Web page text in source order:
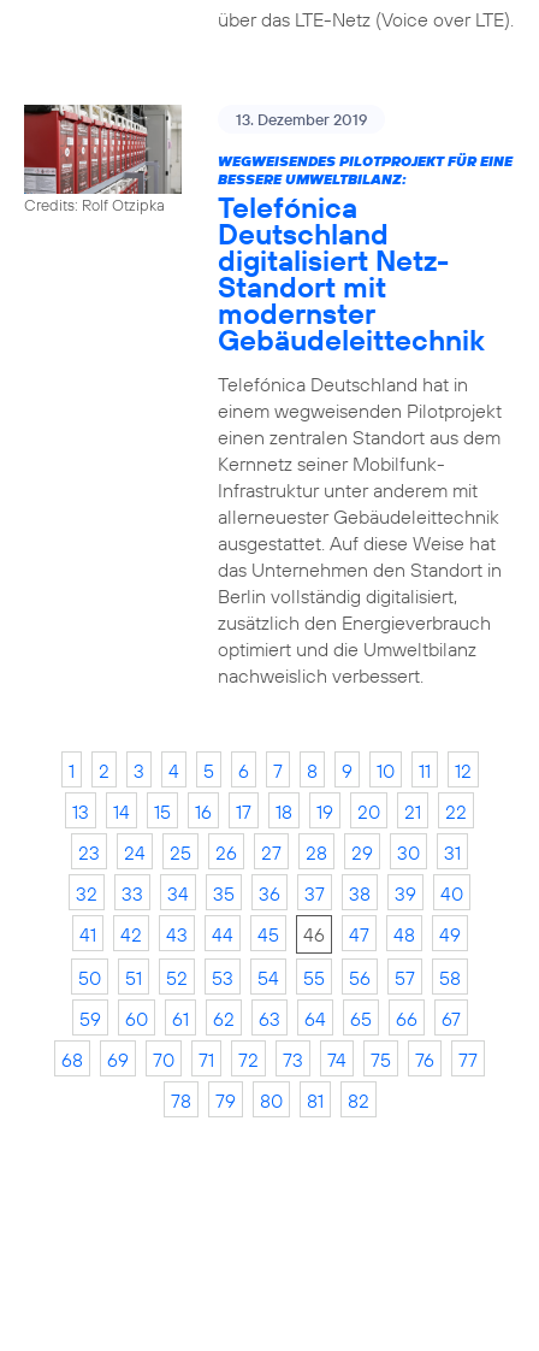
über das LTE-Netz (Voice over LTE).
Credits: Rolf Otzipka
13. Dezember 2019
WEGWEISENDES PILOTPROJEKT FÜR EINE
BESSERE UMWELTBILANZ:
Telefónica
Deutschland
digitalisiert Netz-
Standort mit
modernster
Gebäudeleittechnik
Telefónica Deutschland hat in
einem wegweisenden Pilotprojekt
einen zentralen Standort aus dem
Kernnetz seiner Mobilfunk-
Infrastruktur unter anderem mit
allerneuester Gebäudeleittechnik
ausgestattet. Auf diese Weise hat
das Unternehmen den Standort in
Berlin vollständig digitalisiert,
zusätzlich den Energieverbrauch
optimiert und die Umweltbilanz
nachweislich verbessert.
1 2 3 4 5 6 7 8 9 10 11
12
13
14 15 16 17 18 19 20 21
22
23
24 25 26 27 28 29 30
31
32
33 34 35 36 37 38 39
40
41
42 43 44 45 46 47 48
49
50
51 52 53 54 55 56 57
58
59
60 61 62 63 64 65 66
67
68
69 70 71 72 73 74 75 76
77
78
79 80 81 82